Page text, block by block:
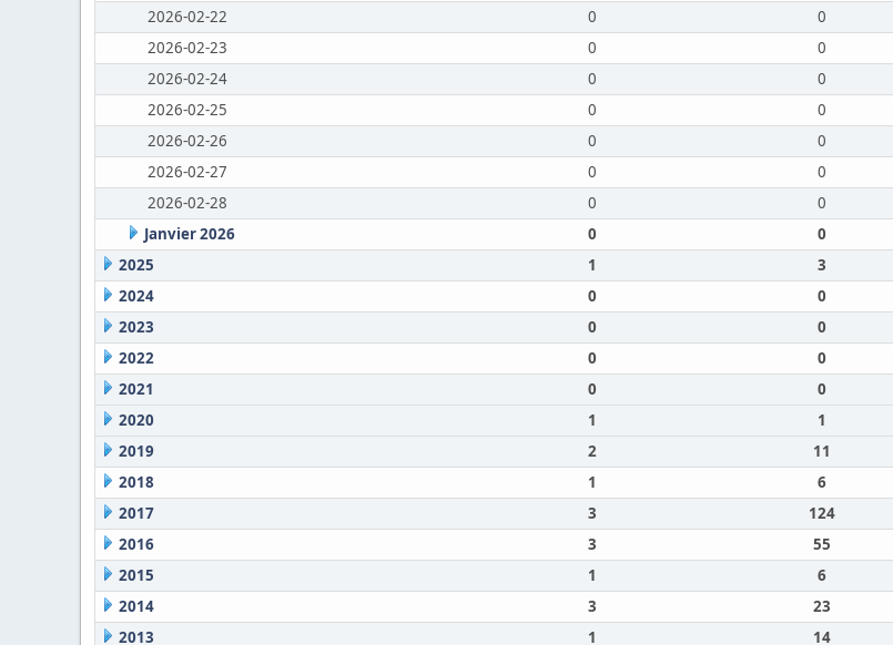
2026-02-22
0 0
2026-02-23
0 0
2026-02-24
0 0
2026-02-25
0 0
2026-02-26
0 0
2026-02-27
0 0
2026-02-28
0 0
Janvier 2026
0 0
2025
1 3
2024
0 0
2023
0 0
2022
0 0
2021
0 0
2020
1 1
2019
2 11
2018
1 6
2017
3 124
2016
3 55
2015
1 6
2014
3 23
2013
1 14